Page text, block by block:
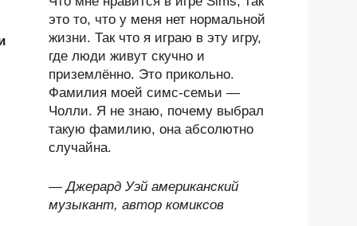
это то, что у меня нет нормальной
жизни. Так что я играю в эту игру,
где люди живут скучно и
приземлённо. Это прикольно.
Фамилия моей симс-семьи —
Чолли. Я не знаю, почему выбрал
такую фамилию, она абсолютно
случайна.
—Джерард Уэй американский
музыкант, автор комиксов